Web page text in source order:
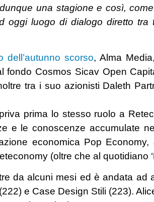
una stagione e così,
oggi luogo di dialogo diretto tra
scorso, Alma
Cosmos Sicav Open
tra i suo azionisti Daleth
prima lo stesso ruolo a
e le conoscenze accumulate
economica Pop Economy,
(oltre che al quotidiano
da alcuni mesi ed è andata ad
e Case Design Stili (223).